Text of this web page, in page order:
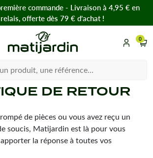
commande - Livraison à 4,95 € en
offerte dès 79 € d’achat !
0
DE RETOUR
de pièces ou vous avez reçu un
soucis, Matijardin est là pour vous
la réponse à toutes vos